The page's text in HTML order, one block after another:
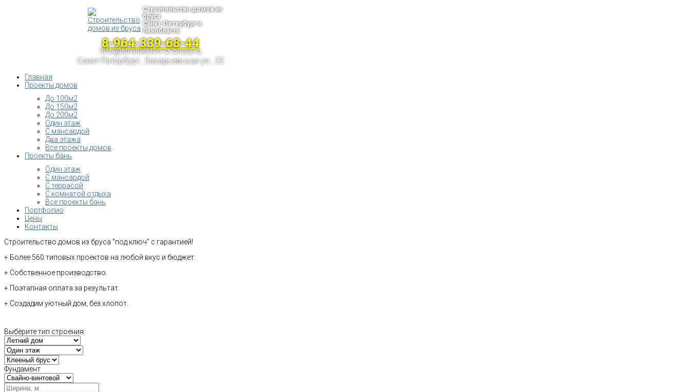
Строительство домов из
бруса
Санкт-Петербург и
Ленобласть
8-964-339-68-44
info@stroitelstvo-iz-brusa.ru
Санкт-Петербург, Захарьевская ул., 25
Главная
Проекты домов
До 100м2
До 150м2
До 200м2
Один этаж
С мансардой
Два этажа
Все проекты домов
Проекты бань
Один этаж
С мансардой
С террасой
С комнатой отдыха
Все проекты бань
Портфолио
Цены
Контакты
Строительство домов из бруса "под ключ" с гарантией!
+ Более 560 типовых проектов на любой вкус и бюджет.
+ Собственное производство.
+ Поэтапная оплата за результат.
+ Создадим уютный дом, без хлопот.
Выберите тип строения:
Фундамент